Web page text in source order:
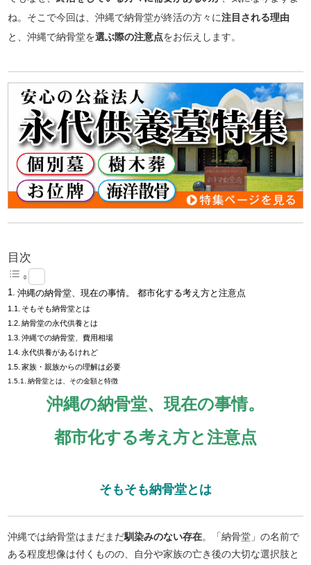
ね。そこで今回は、沖縄で納骨堂が終活の方々に注目される理由
と、沖縄で納骨堂を選ぶ際の注意点をお伝えします。
目次
沖縄の納骨堂、現在の事情。 都市化する考え方と注意点
そもそも納骨堂とは
納骨堂の永代供養とは
沖縄での納骨堂、費用相場
永代供養があるけれど
家族・親族からの理解は必要
納骨堂とは、その金額と特徴
沖縄の納骨堂、現在の事情。
都市化する考え方と注意点
そもそも納骨堂とは
沖縄では納骨堂はまだまだ馴染みのない存在。「納骨堂」の名前で
ある程度想像は付くものの、自分や家族の亡き後の大切な選択肢と